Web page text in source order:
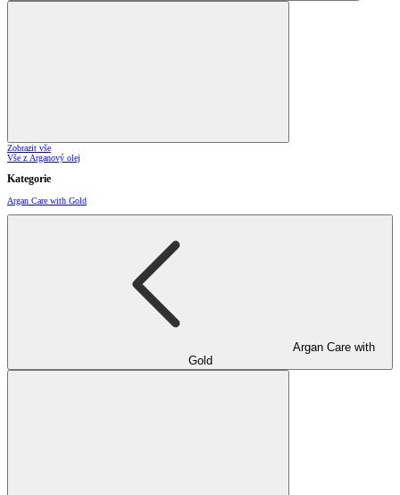
Zobrazit vše
Vše z Arganový olej
Kategorie
Argan Care with Gold
Argan Care with
Gold